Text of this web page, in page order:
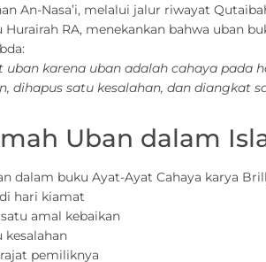
An-Nasa’i, melalui jalur riwayat
RA, menekankan bahwa uban
uban karena uban adalah cahaya
dihapus satu kesalahan, dan diangkat
Uban dalam
dalam buku Ayat-Ayat Cahaya karya
hari kiamat
amal kebaikan
kesalahan
pemiliknya